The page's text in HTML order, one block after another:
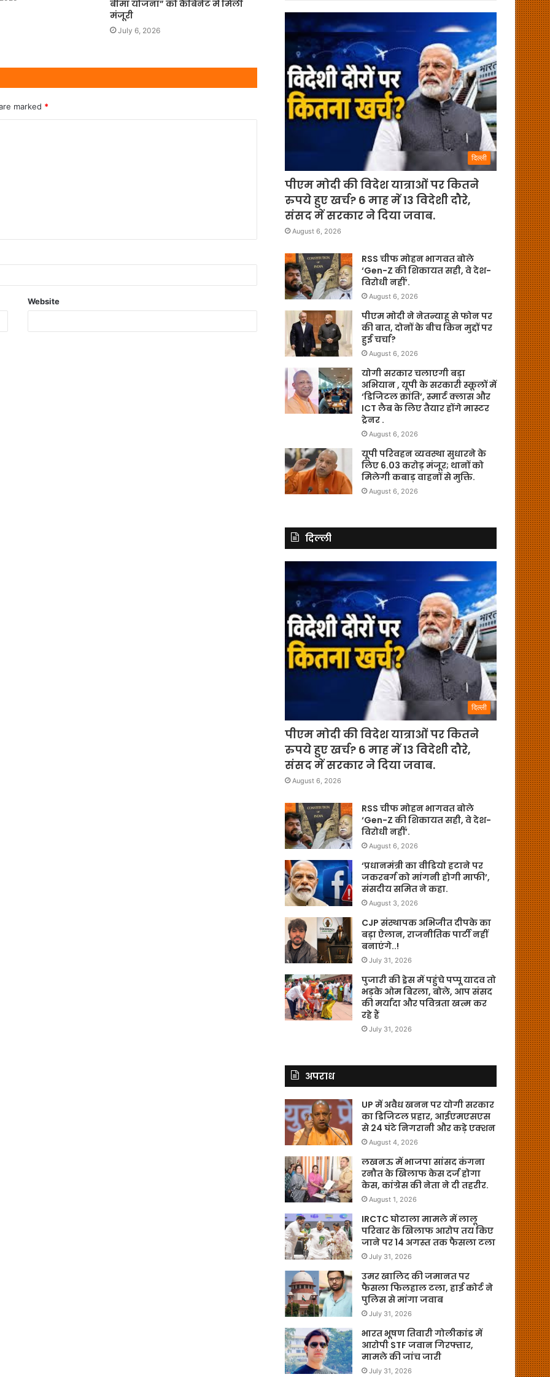
बीमा योजना” को कैबिनेट में मिली
मंजूरी
July 6, 2026
marked *
Website
दिल्ली
पीएम मोदी की विदेश यात्राओं पर कितने
रुपये हुए खर्च? 6 माह में 13 विदेशी दौरे,
संसद में सरकार ने दिया जवाब.
August 6, 2026
RSS चीफ मोहन भागवत बोले
‘Gen-Z की शिकायत सही, वे देश-
विरोधी नहीं’.
August 6, 2026
पीएम मोदी ने नेतन्याहू से फोन पर
की बात, दोनों के बीच किन मुद्दों पर
हुई चर्चा?
August 6, 2026
योगी सरकार चलाएगी बड़ा
अभियान , यूपी के सरकारी स्कूलों में
‘डिजिटल क्रांति’, स्मार्ट क्लास और
ICT लैब के लिए तैयार होंगे मास्टर
ट्रेनर .
August 6, 2026
यूपी परिवहन व्यवस्था सुधारने के
लिए 6.03 करोड़ मंजूर; थानों को
मिलेगी कबाड़ वाहनों से मुक्ति.
August 6, 2026
दिल्ली
दिल्ली
पीएम मोदी की विदेश यात्राओं पर कितने
रुपये हुए खर्च? 6 माह में 13 विदेशी दौरे,
संसद में सरकार ने दिया जवाब.
August 6, 2026
RSS चीफ मोहन भागवत बोले
‘Gen-Z की शिकायत सही, वे देश-
विरोधी नहीं’.
August 6, 2026
‘प्रधानमंत्री का वीडियो हटाने पर
जकरबर्ग को मांगनी होगी माफी’,
संसदीय समित ने कहा.
August 3, 2026
CJP संस्थापक अभिजीत दीपके का
बड़ा ऐलान, राजनीतिक पार्टी नहीं
बनाएंगे..!
July 31, 2026
पुजारी की ड्रेस में पहुंचे पप्पू यादव तो
भड़के ओम बिरला, बोले, आप संसद
की मर्यादा और पवित्रता खत्म कर
रहे हैं
July 31, 2026
अपराध
UP में अवैध खनन पर योगी सरकार
का डिजिटल प्रहार, आईएमएसएस
से 24 घंटे निगरानी और कड़े एक्शन
August 4, 2026
लखनऊ में भाजपा सांसद कंगना
रनौत के खिलाफ केस दर्ज होगा
केस, कांग्रेस की नेता ने दी तहरीर.
August 1, 2026
IRCTC घोटाला मामले में लालू
परिवार के खिलाफ आरोप तय किए
जाने पर 14 अगस्त तक फैसला टला
July 31, 2026
उमर खालिद की जमानत पर
फैसला फिलहाल टला, हाई कोर्ट ने
पुलिस से मांगा जवाब
July 31, 2026
भारत भूषण तिवारी गोलीकांड में
आरोपी STF जवान गिरफ्तार,
मामले की जांच जारी
July 31, 2026